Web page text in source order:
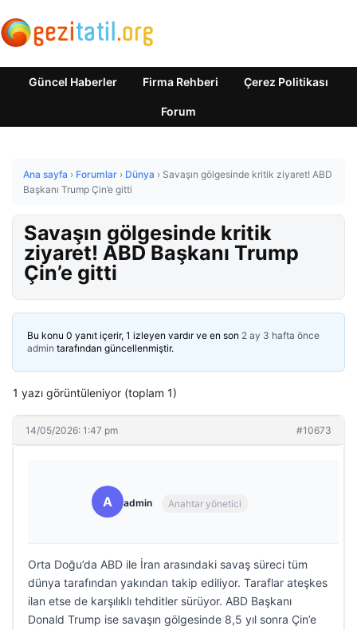
Güncel Haberler Firma Rehberi Çerez Politikası
Forum
Ana sayfa › Forumlar › Dünya › Savaşın gölgesinde kritik ziyaret! ABD
Başkanı Trump Çin’e gitti
Savaşın gölgesinde kritik
ziyaret! ABD Başkanı Trump
Çin’e gitti
Bu konu 0 yanıt içerir, 1 izleyen vardır ve en son 2 ay 3 hafta önce
admin tarafından güncellenmiştir.
1 yazı görüntüleniyor (toplam 1)
14/05/2026: 1:47 pm #10673
A admin Anahtar yönetici
Orta Doğu’da ABD ile İran arasındaki savaş süreci tüm
dünya tarafından yakından takip ediliyor. Taraflar ateşkes
ilan etse de karşılıklı tehditler sürüyor. ABD Başkanı
Donald Trump ise savaşın gölgesinde 8,5 yıl sonra Çin’e